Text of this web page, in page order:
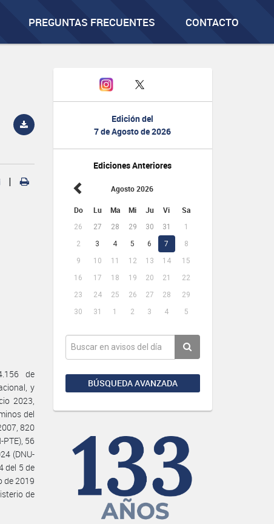
PREGUNTAS FRECUENTES CONTACTO
Edición del
7 de Agosto de 2026
Ediciones Anteriores
Agosto 2026
Do Lu Ma Mi Ju Vi Sa
26 27 28 29 30 31
1
2
3 4 5 6 7
8
9
10 11 12 13 14
15
16
17 18 19 20 21
22
23
24 25 26 27 28
29
30
31 1 2 3 4 5
BÚSQUEDA AVANZADA
|
de
y
2023,
del
820
56
(DNU-
del 5 de
de 2019
de